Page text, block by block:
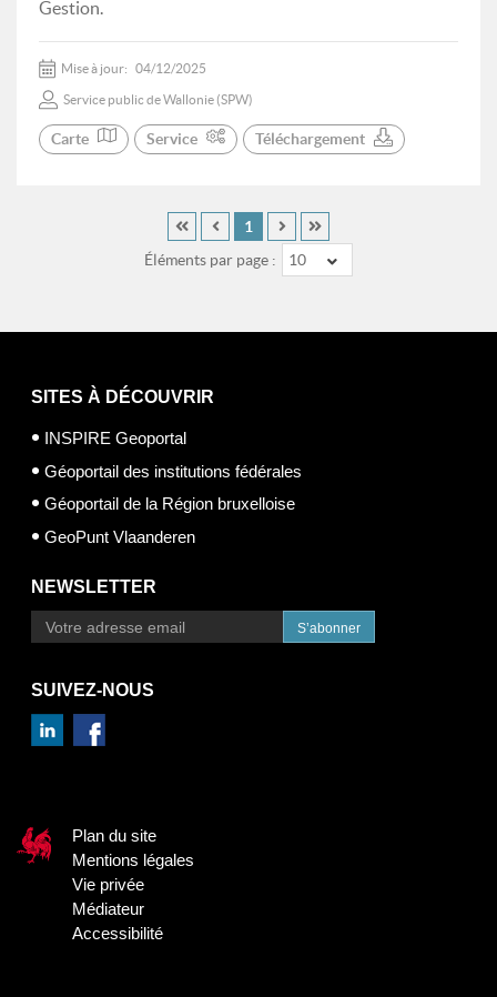
Gestion.
Mise à jour: 04/12/2025
Service public de Wallonie (SPW)
Carte Service Téléchargement
Éléments par page : 10
1
SITES À DÉCOUVRIR
INSPIRE Geoportal
Géoportail des institutions fédérales
Géoportail de la Région bruxelloise
GeoPunt Vlaanderen
NEWSLETTER
S’abonner
SUIVEZ-NOUS
Plan du site
Mentions légales
Vie privée
Médiateur
Accessibilité